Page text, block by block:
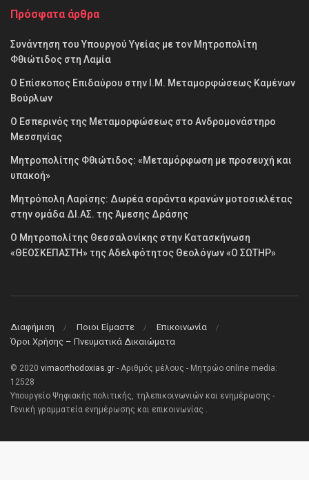
Πρόσφατα άρθρα
Συνάντηση του Υπουργού Υγείας με τον Μητροπολίτη
Φθιώτιδος στη Λαμία
Ο Επίσκοπος Επιδαύρου στην Ι.Μ. Μεταμορφώσεως Καμένων
Βούρλων
Ο Εσπερινός της Μεταμορφώσεως στο Ανδρομονάστηρο
Μεσσηνίας
Μητροπολίτης Φθιώτιδος: «Μεταμόρφωση με προσευχή και
υπακοή»
Μητρόπολη Λαρίσης: Δωρέα σαράντα κρανών μοτοσικλέτας
στην ομάδα ΔΙ.ΑΣ. της Άμεσης Δράσης
Ο Μητροπολίτης Θεσσαλονίκης στην Κατασκήνωση
«ΘΕΟΣΚΕΠΑΣΤΗ» της Αδελφότητος Θεολόγων «Ο ΣΩΤΗΡ»
Διαφήμιση Ποιοι Είμαστε
Επικοινωνία
Όροι Χρήσης – Πνευματικά Δικαιώματα
© 2020 vimaorthodoxias.gr - Αριθμός μέλους - Μητρώο online media:
12528
Υπουργείο Ψηφιακής πολιτικής, τηλεπικοινωνιών και ενημέρωσης -
Γενική γραμματεία ενημέρωσης και επικοινωνίας .